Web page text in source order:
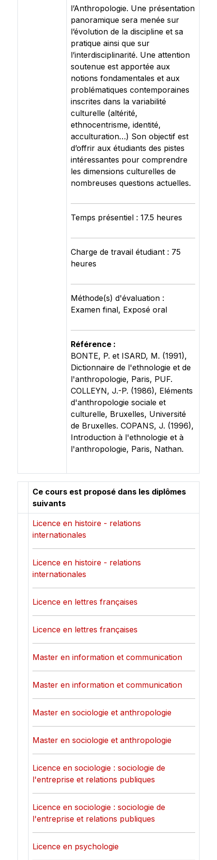
l’Anthropologie. Une présentation
panoramique sera menée sur
l’évolution de la discipline et sa
pratique ainsi que sur
l’interdisciplinarité. Une attention
soutenue est apportée aux
notions fondamentales et aux
problématiques contemporaines
inscrites dans la variabilité
culturelle (altérité,
ethnocentrisme, identité,
acculturation…) Son objectif est
d’offrir aux étudiants des pistes
intéressantes pour comprendre
les dimensions culturelles de
nombreuses questions actuelles.
Temps présentiel : 17.5 heures
Charge de travail étudiant : 75
heures
Méthode(s) d'évaluation :
Examen final, Exposé oral
Référence :
BONTE, P. et ISARD, M. (1991),
Dictionnaire de l'ethnologie et de
l'anthropologie, Paris, PUF.
COLLEYN, J.-P. (1986), Eléments
d'anthropologie sociale et
culturelle, Bruxelles, Université
de Bruxelles. COPANS, J. (1996),
Introduction à l'ethnologie et à
l'anthropologie, Paris, Nathan.
Ce cours est proposé dans les diplômes
suivants
Licence en histoire - relations
internationales
Licence en histoire - relations
internationales
Licence en lettres françaises
Licence en lettres françaises
Master en information et communication
Master en information et communication
Master en sociologie et anthropologie
Master en sociologie et anthropologie
Licence en sociologie : sociologie de
l'entreprise et relations publiques
Licence en sociologie : sociologie de
l'entreprise et relations publiques
Licence en psychologie